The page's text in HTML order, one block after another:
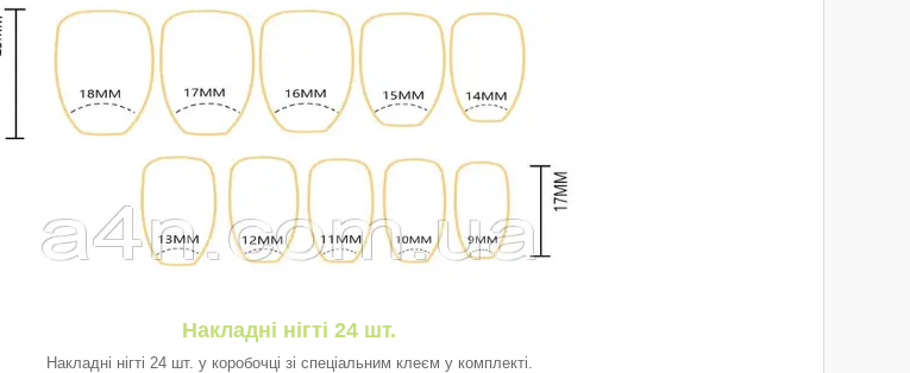
Накладні нігті 24 шт.
Накладні нігті 24 шт. у коробочці зі спеціальним клеєм у комплекті.